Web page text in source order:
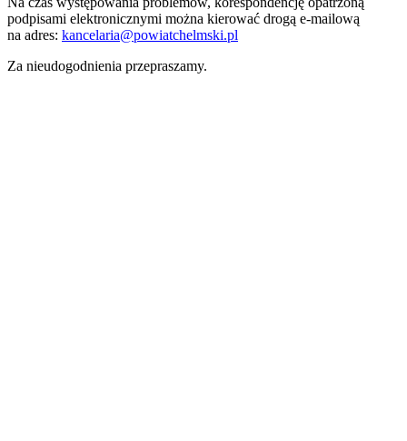
podpisami elektronicznymi można kierować drogą e-mailową
na adres: kancelaria@powiatchelmski.pl
Za nieudogodnienia przepraszamy.